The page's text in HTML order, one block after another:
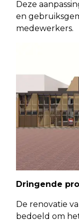
Deze
en
medewerkers.
Dringende
De renovatie
bedoeld om